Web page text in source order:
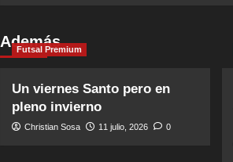
Además
Futsal Premium
Un viernes Santo pero en
pleno invierno
Christian Sosa 11 julio, 2026 0